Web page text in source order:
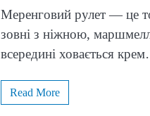
Меренговий рулет — це
зовні з ніжною,
всередині ховається
Read More